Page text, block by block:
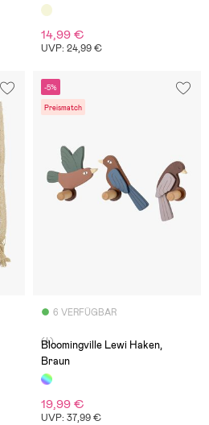
14,99 €
UVP: 24,99 €
-5%
Preismatch
6 VERFÜGBAR
(4)
Bloomingville Lewi Haken,
Braun
19,99 €
UVP: 37,99 €